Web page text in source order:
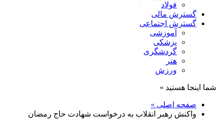
فولاد
گسترش مالی
گسترش اجتماعی
آموزشی
پزشکی
گردشگری
هنر
ورزش
شما اینجا هستید »
صفحه اصلی »
واکنش رهبر انقلاب به درخواست شهادت حاج رمضان